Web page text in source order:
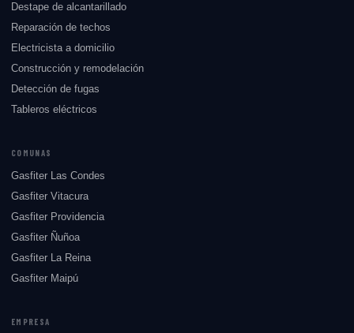
Destape de alcantarillado
Reparación de techos
Electricista a domicilio
Construcción y remodelación
Detección de fugas
Tableros eléctricos
COMUNAS
Gasfiter Las Condes
Gasfiter Vitacura
Gasfiter Providencia
Gasfiter Ñuñoa
Gasfiter La Reina
Gasfiter Maipú
EMPRESA